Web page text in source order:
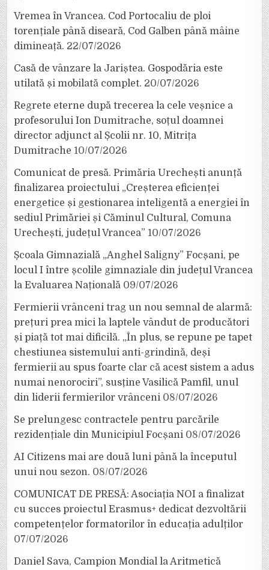
Vremea în Vrancea. Cod Portocaliu de ploi
torențiale până diseară, Cod Galben până mâine
dimineață. 22/07/2026
Casă de vânzare la Jariștea. Gospodăria este
utilată și mobilată complet. 20/07/2026
Regrete eterne după trecerea la cele veșnice a
profesorului Ion Dumitrache, soțul doamnei
director adjunct al Școlii nr. 10, Mitrița
Dumitrache 10/07/2026
Comunicat de presă. Primăria Urechești anunță
finalizarea proiectului „Creșterea eficienței
energetice și gestionarea inteligentă a energiei în
sediul Primăriei și Căminul Cultural, Comuna
Urechești, județul Vrancea” 10/07/2026
Școala Gimnazială „Anghel Saligny” Focșani, pe
locul I între școlile gimnaziale din județul Vrancea
la Evaluarea Națională 09/07/2026
Fermierii vrânceni trag un nou semnal de alarmă:
prețuri prea mici la laptele vândut de producători
și piață tot mai dificilă. „În plus, se repune pe tapet
chestiunea sistemului anti-grindină, deși
fermierii au spus foarte clar că acest sistem a adus
numai nenorociri”, susține Vasilică Pamfil, unul
din liderii fermierilor vrânceni 08/07/2026
Se prelungesc contractele pentru parcările
rezidențiale din Municipiul Focșani 08/07/2026
AI Citizens mai are două luni până la începutul
unui nou sezon. 08/07/2026
COMUNICAT DE PRESĂ: Asociația NOI a finalizat
cu succes proiectul Erasmus+ dedicat dezvoltării
competențelor formatorilor în educația adulților
07/07/2026
Daniel Sava, Campion Mondial la Aritmetică